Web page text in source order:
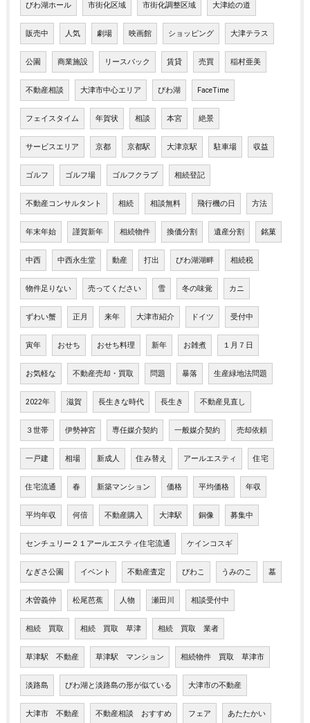
びわ湖ホール 市街化区域 市街化調整区域 大津絵の道
販売中 人気 劇場 映画館 ショッピング 大津テラス
公園 商業施設 リースバック 賃貸 売買 稲村亜美
不動産相談 大津市中心エリア びわ湖 FaceTime
フェイスタイム 年賀状 相談 本宮 絶景
サービスエリア 京都 京都駅 大津京駅 駐車場 収益
ゴルフ ゴルフ場 ゴルフクラブ 相続登記
不動産コンサルタント 相続 相談無料 飛行機の日 方法
年末年始 謹賀新年 相続物件 換価分割 遺産分割 銘菓
中西 中西永生堂 動産 打出 びわ湖湖畔 相続税
物件足りない 売ってください 雪 冬の味覚 カニ
ずわい蟹 正月 来年 大津市紹介 ドイツ 受付中
寅年 おせち おせち料理 新年 お雑煮 １月７日
お気軽な 不動産売却・買取 問題 暴落 生産緑地法問題
2022年 滋賀 長生きな時代 長生き 不動産見直し
３世帯 伊勢神宮 専任媒介契約 一般媒介契約 売却依頼
一戸建 相場 新成人 住み替え アールエスティ 住宅
住宅流通 春 新築マンション 価格 平均価格 年収
平均年収 何倍 不動産購入 大津駅 銅像 募集中
センチュリー２１アールエスティ住宅流通 ケインコスギ
なぎさ公園 イベント 不動産査定 びわこ うみのこ 墓
木曽義仲 松尾芭蕉 人物 瀬田川 相談受付中
相続 買取 相続 買取 草津 相続 買取 業者
草津駅 不動産 草津駅 マンション 相続物件 買取 草津市
淡路島 びわ湖と淡路島の形が似ている 大津市の不動産
大津市 不動産 不動産相談 おすすめ フェア あたたかい